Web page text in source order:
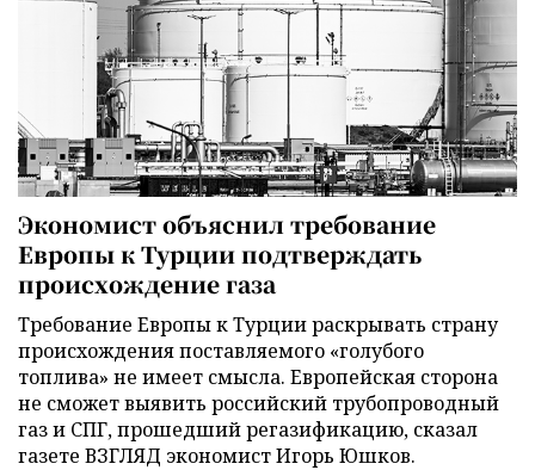
Экономист объяснил требование
Европы к Турции подтверждать
происхождение газа
Требование Европы к Турции раскрывать страну
происхождения поставляемого «голубого
топлива» не имеет смысла. Европейская сторона
не сможет выявить российский трубопроводный
газ и СПГ, прошедший регазификацию, сказал
газете ВЗГЛЯД экономист Игорь Юшков.